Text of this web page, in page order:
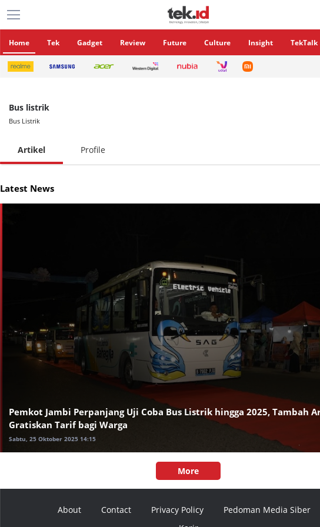
Home Tek Gadget Review Future Culture Insight TekTalk
Bus listrik
Bus Listrik
Artikel Profile
Latest News
Pemkot Jambi Perpanjang Uji Coba Bus Listrik hingga 2025, Tambah
Gratiskan Tarif bagi Warga
Sabtu, 25 Oktober 2025 14:15
More
About Contact Privacy Policy
Pedoman Media Siber